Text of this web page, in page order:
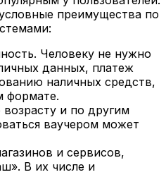
преимущества по
Человеку не нужно
данных, платеж
наличных средств,
формате.
и по другим
ваучером может
и сервисов,
В их числе и